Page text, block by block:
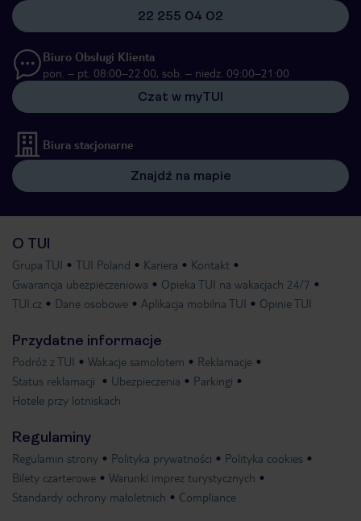
22 255 04 02
Biuro Obsługi Klienta
pon. – pt. 08:00–22:00, sob. – niedz. 09:00–21:00
Czat w myTUI
Biura stacjonarne
Znajdź na mapie
O TUI
Grupa TUI TUI Poland Kariera
Kontakt
Gwarancja ubezpieczeniowa
Opieka TUI na wakacjach 24/7
TUI.cz
Dane osobowe Aplikacja mobilna TUI Opinie TUI
Przydatne informacje
Podróż z TUI Wakacje samolotem
Reklamacje
Status reklamacji
Ubezpieczenia
Parkingi
Hotele przy lotniskach
Regulaminy
Regulamin strony Polityka prywatności
Polityka cookies
Bilety czarterowe
Warunki imprez turystycznych
Standardy ochrony małoletnich
Compliance